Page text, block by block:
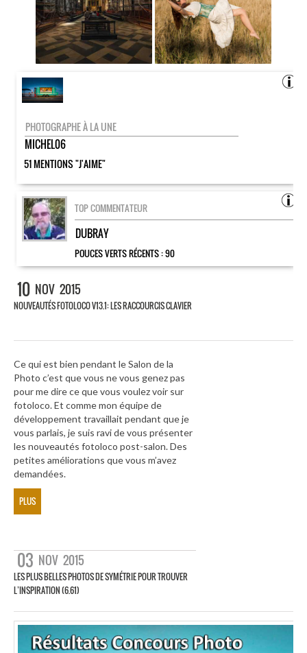
PHOTOGRAPHE À LA UNE
MICHEL06
51 MENTIONS "J'AIME"
TOP COMMENTATEUR
DUBRAY
POUCES VERTS RÉCENTS :90
10 NOV 2015
NOUVEAUTÉS FOTOLOCO V13.1: LES RACCOURCIS CLAVIER
Ce qui est bien pendant le Salon de la
Photo c’est que vous ne vous genez pas
pour me dire ce que vous voulez voir sur
fotoloco. Et comme mon équipe de
développement travaillait pendant que je
vous parlais, je suis ravi de vous présenter
les nouveautés fotoloco post-salon. Des
petites améliorations que vous m’avez
demandées.
PLUS
03 NOV 2015
LES PLUS BELLES PHOTOS DE SYMÉTRIE POUR TROUVER
L’INSPIRATION (6.61)